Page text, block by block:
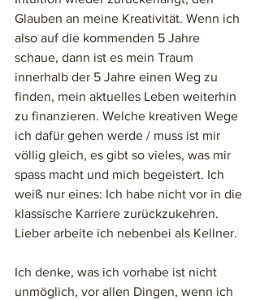
Glauben an meine Kreativität. Wenn ich
also auf die kommenden 5 Jahre
schaue, dann ist es mein Traum
innerhalb der 5 Jahre einen Weg zu
finden, mein aktuelles Leben weiterhin
zu finanzieren. Welche kreativen Wege
ich dafür gehen werde / muss ist mir
völlig gleich, es gibt so vieles, was mir
spass macht und mich begeistert. Ich
weiß nur eines: Ich habe nicht vor in die
klassische Karriere zurückzukehren.
Lieber arbeite ich nebenbei als Kellner.
Ich denke, was ich vorhabe ist nicht
unmöglich, vor allen Dingen, wenn ich